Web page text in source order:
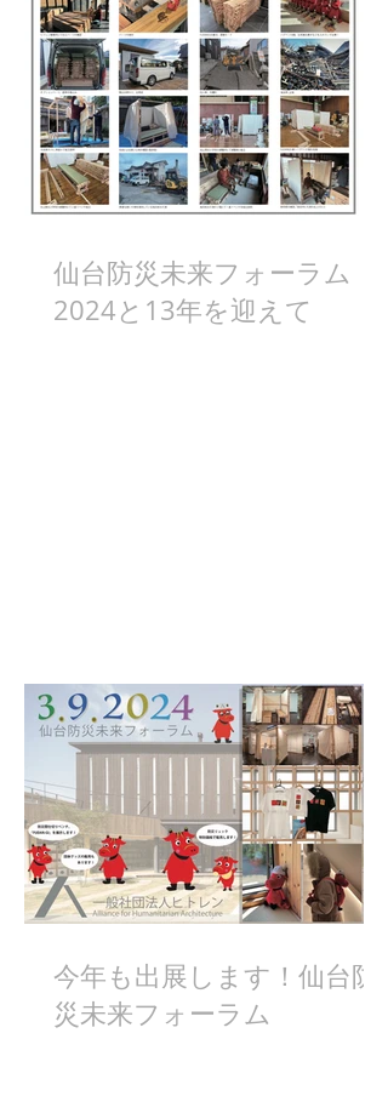
仙台防災未来フォーラム
2024と13年を迎えて
今年も出展します！仙台防
災未来フォーラム